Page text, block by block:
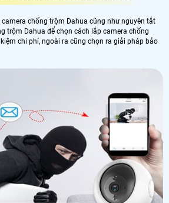
chống trộm Dahua cũng như nguyên tắt
trộm Dahua để chọn cách lắp camera chống
chi phí, ngoài ra cũng chọn ra giải pháp bảo